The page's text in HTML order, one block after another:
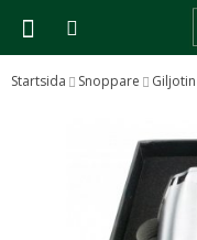
Startsida Snoppare Giljotin